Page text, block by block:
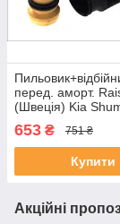
перед. аморт.
(Швеція) Kia
Шума 2 02-
2шт UACVQEG4
653 ₴ 751 ₴
Купити
Акційні